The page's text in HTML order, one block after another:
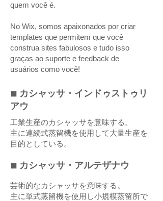
quem você é.
No Wix, somos apaixonados por criar
templates que permitem que você
construa sites fabulosos e tudo isso
graças ao suporte e feedback de
usuários como você!
◾︎ カシャッサ・インドゥストゥリ
アウ
工業生産のカシャッサを意味する。
主に連続式蒸留機を使用して大量生産を
目的としている。
◾︎ カシャッサ・アルテザナウ
芸術的なカシャッサを意味する。
主に単式蒸留機を使用し小規模蒸留所で